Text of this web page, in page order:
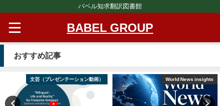
バベル知求翻訳図書館
BABEL GROUP
おすすめ記事
World News insights 絵本（プレゼンテーション動画）